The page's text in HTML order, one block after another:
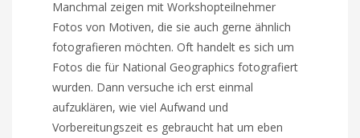
Manchmal zeigen mit Workshopteilnehmer
Fotos von Motiven, die sie auch gerne ähnlich
fotografieren möchten. Oft handelt es sich um
Fotos die für National Geographics fotografiert
wurden. Dann versuche ich erst einmal
aufzuklären, wie viel Aufwand und
Vorbereitungszeit es gebraucht hat um eben